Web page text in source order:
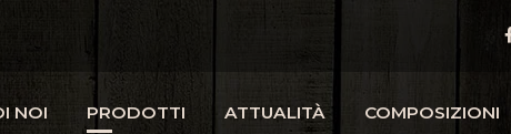
NOI PRODOTTI ATTUALITÀ COMPOSIZIONI